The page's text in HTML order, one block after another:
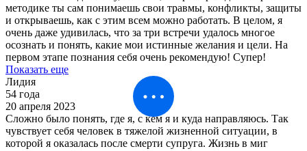
методике ты сам понимаешь свои травмы, конфликты, защиты
и открываешь, как с этим всем можно работать. В целом, я
очень даже удивилась, что за три встречи удалось многое
осознать и понять, какие мои истинные желания и цели. На
первом этапе познания себя очень рекомендую! Супер!
Показать еще
Лидия
54 года
20 апреля 2023
Сложно было понять, где я, с кем я и куда направляюсь. Так
чувствует себя человек в тяжелой жизненной ситуации, в
которой я оказалась после смерти супруга. Жизнь в миг